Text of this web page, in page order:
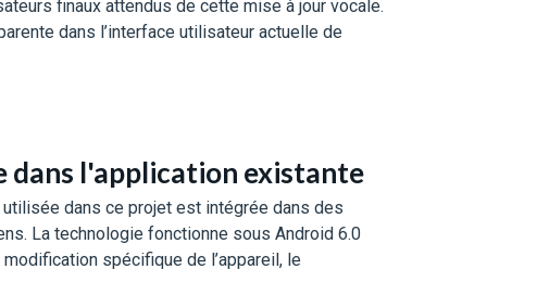
finaux attendus de cette mise à jour vocale.
dans l’interface utilisateur actuelle de
l'application existante
dans ce projet est intégrée dans des
La technologie fonctionne sous Android 6.0
spécifique de l’appareil, le